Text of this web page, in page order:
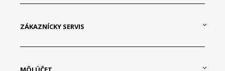
ZÁKAZNÍCKY SERVIS